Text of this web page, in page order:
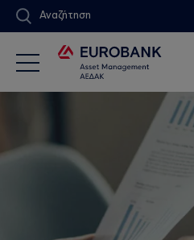
Αναζήτηση